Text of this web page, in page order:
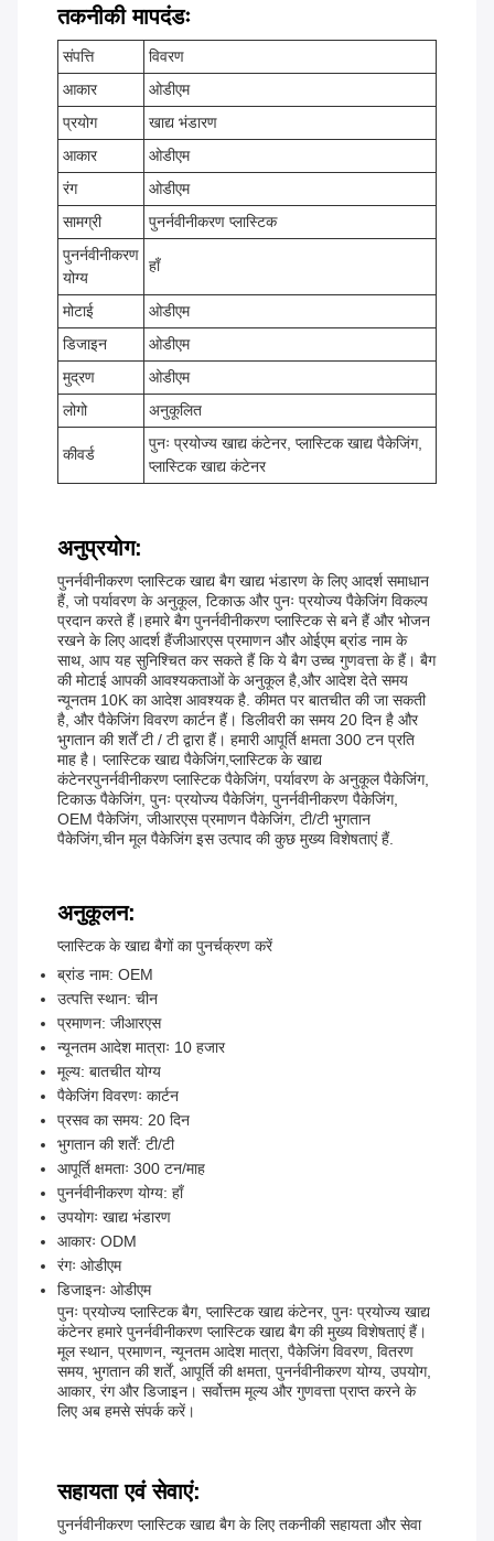
तकनीकी मापदंडः
संपत्ति
विवरण
आकार
ओडीएम
प्रयोग
खाद्य भंडारण
आकार
ओडीएम
रंग
ओडीएम
सामग्री
पुनर्नवीनीकरण प्लास्टिक
पुनर्नवीनीकरण
योग्य
हाँ
मोटाई
ओडीएम
डिजाइन
ओडीएम
मुद्रण
ओडीएम
लोगो
अनुकूलित
कीवर्ड
पुनः प्रयोज्य खाद्य कंटेनर, प्लास्टिक खाद्य पैकेजिंग,
प्लास्टिक खाद्य कंटेनर
अनुप्रयोग:
पुनर्नवीनीकरण प्लास्टिक खाद्य बैग खाद्य भंडारण के लिए आदर्श समाधान
हैं, जो पर्यावरण के अनुकूल, टिकाऊ और पुनः प्रयोज्य पैकेजिंग विकल्प
प्रदान करते हैं।हमारे बैग पुनर्नवीनीकरण प्लास्टिक से बने हैं और भोजन
रखने के लिए आदर्श हैंजीआरएस प्रमाणन और ओईएम ब्रांड नाम के
साथ, आप यह सुनिश्चित कर सकते हैं कि ये बैग उच्च गुणवत्ता के हैं। बैग
की मोटाई आपकी आवश्यकताओं के अनुकूल है,और आदेश देते समय
न्यूनतम 10K का आदेश आवश्यक है. कीमत पर बातचीत की जा सकती
है, और पैकेजिंग विवरण कार्टन हैं। डिलीवरी का समय 20 दिन है और
भुगतान की शर्तें टी / टी द्वारा हैं। हमारी आपूर्ति क्षमता 300 टन प्रति
माह है। प्लास्टिक खाद्य पैकेजिंग,प्लास्टिक के खाद्य
कंटेनरपुनर्नवीनीकरण प्लास्टिक पैकेजिंग, पर्यावरण के अनुकूल पैकेजिंग,
टिकाऊ पैकेजिंग, पुनः प्रयोज्य पैकेजिंग, पुनर्नवीनीकरण पैकेजिंग,
OEM पैकेजिंग, जीआरएस प्रमाणन पैकेजिंग, टी/टी भुगतान
पैकेजिंग,चीन मूल पैकेजिंग इस उत्पाद की कुछ मुख्य विशेषताएं हैं.
अनुकूलन:
प्लास्टिक के खाद्य बैगों का पुनर्चक्रण करें
ब्रांड नाम: OEM
उत्पत्ति स्थान: चीन
प्रमाणन: जीआरएस
न्यूनतम आदेश मात्राः 10 हजार
मूल्य: बातचीत योग्य
पैकेजिंग विवरणः कार्टन
प्रसव का समय: 20 दिन
भुगतान की शर्तें: टी/टी
आपूर्ति क्षमताः 300 टन/माह
पुनर्नवीनीकरण योग्य: हाँ
उपयोगः खाद्य भंडारण
आकारः ODM
रंगः ओडीएम
डिजाइनः ओडीएम
पुनः प्रयोज्य प्लास्टिक बैग, प्लास्टिक खाद्य कंटेनर, पुनः प्रयोज्य खाद्य
कंटेनर हमारे पुनर्नवीनीकरण प्लास्टिक खाद्य बैग की मुख्य विशेषताएं हैं।
मूल स्थान, प्रमाणन, न्यूनतम आदेश मात्रा, पैकेजिंग विवरण, वितरण
समय, भुगतान की शर्तें, आपूर्ति की क्षमता, पुनर्नवीनीकरण योग्य, उपयोग,
आकार, रंग और डिजाइन। सर्वोत्तम मूल्य और गुणवत्ता प्राप्त करने के
लिए अब हमसे संपर्क करें।
सहायता एवं सेवाएं:
पुनर्नवीनीकरण प्लास्टिक खाद्य बैग के लिए तकनीकी सहायता और सेवा